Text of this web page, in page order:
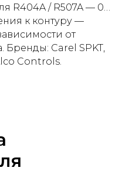
R404A / R507A — 0…
к контуру —
от
Бренды: Carel SPKT,
Controls.